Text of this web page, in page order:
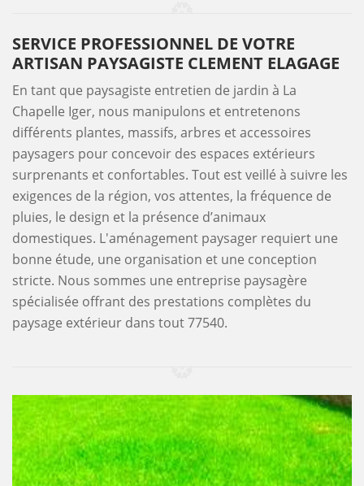
SERVICE PROFESSIONNEL DE VOTRE
ARTISAN PAYSAGISTE CLEMENT ELAGAGE
En tant que paysagiste entretien de jardin à La
Chapelle Iger, nous manipulons et entretenons
différents plantes, massifs, arbres et accessoires
paysagers pour concevoir des espaces extérieurs
surprenants et confortables. Tout est veillé à suivre les
exigences de la région, vos attentes, la fréquence de
pluies, le design et la présence d’animaux
domestiques. L'aménagement paysager requiert une
bonne étude, une organisation et une conception
stricte. Nous sommes une entreprise paysagère
spécialisée offrant des prestations complètes du
paysage extérieur dans tout 77540.